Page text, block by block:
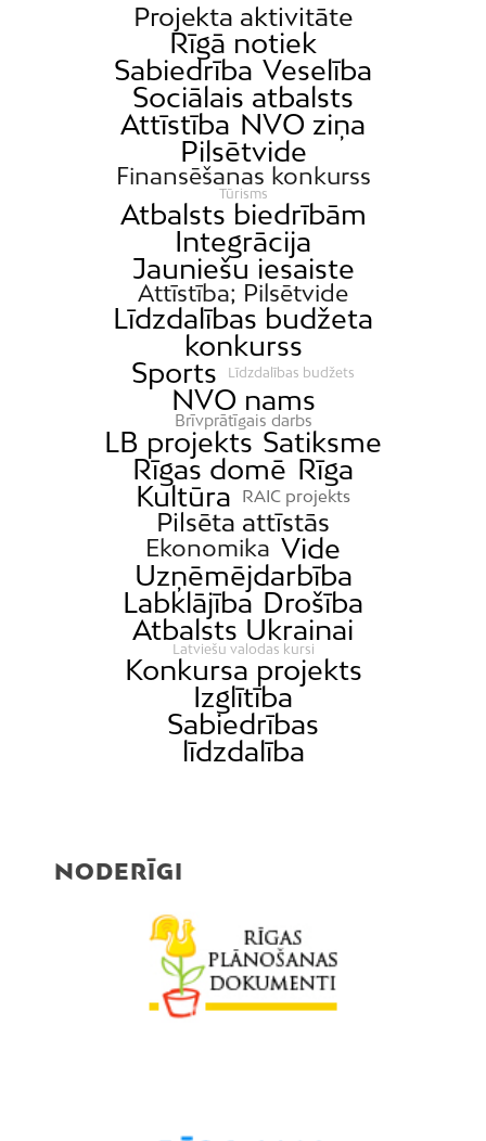
Projekta aktivitāte
Rīgā notiek
Sabiedrība Veselība
Sociālais atbalsts
Attīstība NVO ziņa
Pilsētvide
Finansēšanas konkurss
Tūrisms
Atbalsts biedrībām
Integrācija
Jauniešu iesaiste
Attīstība; Pilsētvide
Līdzdalības budžeta
konkurss
Sports
Līdzdalības budžets
NVO nams
Brīvprātīgais darbs
LB projekts Satiksme
Rīgas domē Rīga
Kultūra
RAIC projekts
Pilsēta attīstās
Ekonomika Vide
Uzņēmējdarbība
Labklājība Drošība
Atbalsts Ukrainai
Latviešu valodas kursi
Konkursa projekts
Izglītība
Sabiedrības
līdzdalība
NODERĪGI